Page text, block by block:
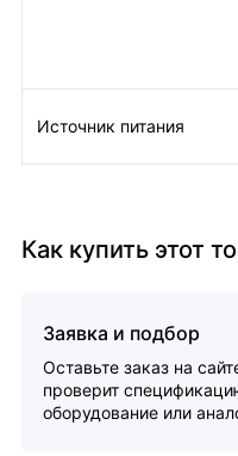
Источник питания
Как купить этот
Заявка и подбор
Оставьте заказ на
проверит
оборудование или